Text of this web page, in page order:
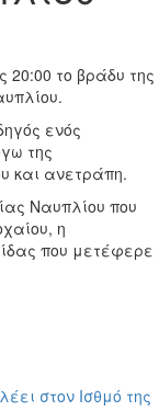
20:00 το βράδυ της
ενός
της
και ανετράπη.
Ναυπλίου που
η
που μετέφερε
στον Ισθμό της